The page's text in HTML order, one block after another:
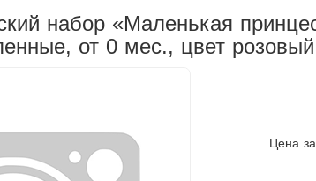
набор «Маленькая
от 0 мес., цвет розовый
Цена